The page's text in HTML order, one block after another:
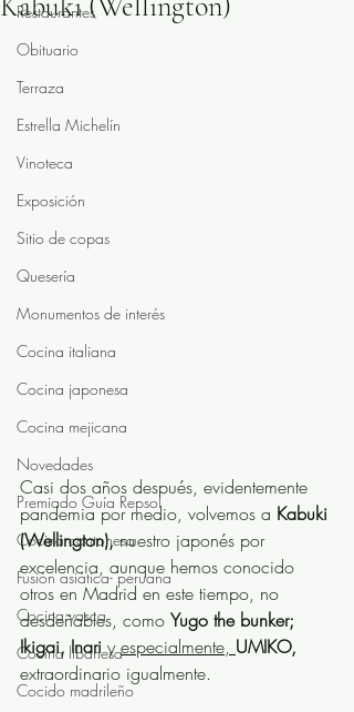
Restaurantes
Obituario
Terraza
Estrella Michelín
Vinoteca
Exposición
Sitio de copas
Quesería
Monumentos de interés
Cocina italiana
Cocina japonesa
Cocina mejicana
Novedades
Premiado Guía Repsol
Cocina cantonesa
Fusión asiática- peruana
Cocina vasca
Cocina libanesa
Cocido madrileño
Casi dos años después, evidentemente
pandemia por medio, volvemos a Kabuki
(Wellington), nuestro japonés por
excelencia, aunque hemos conocido
otros en Madrid en este tiempo, no
desdeñables, como Yugo the bunker;
Ikigai, Inari y especialmente, UMIKO,
extraordinario igualmente.